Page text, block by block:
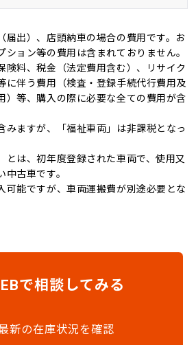
クカメラ ＬＥＤ
チックハイビ
ーム
記録簿 禁煙車
4WD キャンピングカー
出）、店頭納車の場合の費用です。お
ョン等の費用は含まれておりません。
料、税金（法定費用含む）、リサイク
に伴う費用（検査・登録手続代行費用及
）等、購入の際に必要な全ての費用が含
ますが、「福祉車両」は非課税となっ
は、初年度登録された車両で、使用又
古車です。
能ですが、車両運搬費が別途必要とな
で相談 してみる
新の在庫状況を確認